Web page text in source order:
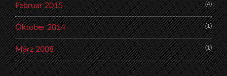
Februar 2015 (4)
Oktober 2014 (1)
März 2008 (1)